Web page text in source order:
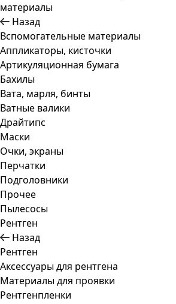
материалы
Назад
Вспомогательные материалы
Аппликаторы, кисточки
Артикуляционная бумага
Бахилы
Вата, марля, бинты
Ватные валики
Драйтипс
Маски
Очки, экраны
Перчатки
Подголовники
Прочее
Пылесосы
Рентген
Назад
Рентген
Аксессуары для рентгена
Материалы для проявки
Рентгенпленки